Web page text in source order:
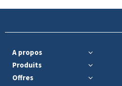
A propos
Produits
Offres